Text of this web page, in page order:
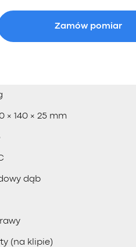
Zamów pomiar
× 140 × 25 mm
dąb
(na klipie)